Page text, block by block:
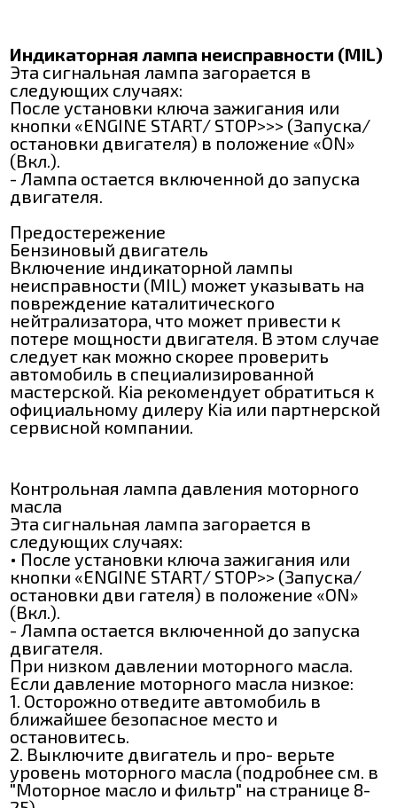
Индикаторная лампа неисправности (MIL)
Эта сигнальная лампа загорается в
следующих случаях:
После установки ключа зажигания или
кнопки «ENGINE START/ ЅТОР>>> (Запуска/
остановки двигателя) в положение «ON»
(Вкл.).
- Лампа остается включенной до запуска
двигателя.
Предостережение
Бензиновый двигатель
Включение индикаторной лампы
неисправности (MIL) может указывать на
повреждение каталитического
нейтрализатора, что может привести к
потере мощности двигателя. В этом случае
следует как можно скорее проверить
автомобиль в специализированной
мастерской. Кіа рекомендует обратиться к
официальному дилеру Kia или партнерской
сервисной компании.
Контрольная лампа давления моторного
масла
Эта сигнальная лампа загорается в
следующих случаях:
• После установки ключа зажигания или
кнопки «ENGINE START/ ЅТОР>> (Запуска/
остановки дви гателя) в положение «ON»
(Вкл.).
- Лампа остается включенной до запуска
двигателя.
При низком давлении моторного масла.
Если давление моторного масла низкое:
1. Осторожно отведите автомобиль в
ближайшее безопасное место и
остановитесь.
2. Выключите двигатель и про- верьте
уровень моторного масла (подробнее см. в
"Моторное масло и фильтр" на странице 8-